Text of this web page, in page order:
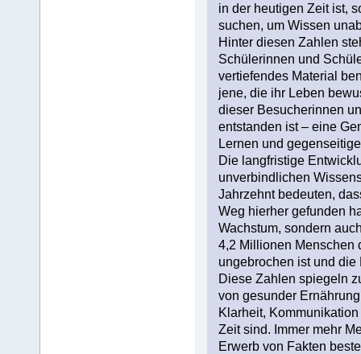
in der heutigen Zeit ist,
suchen, um Wissen
Hinter diesen Zahlen
Schülerinnen und
vertiefendes Material
jene, die ihr Leben
dieser Besucherinnen
entstanden ist – eine
Lernen und
Die langfristige
unverbindlichen
Jahrzehnt bedeuten,
Weg hierher gefunden
Wachstum, sondern
4,2 Millionen Menschen
ungebrochen ist und
Diese Zahlen spiegeln
von gesunder
Klarheit,
Zeit sind. Immer mehr
Erwerb von Fakten